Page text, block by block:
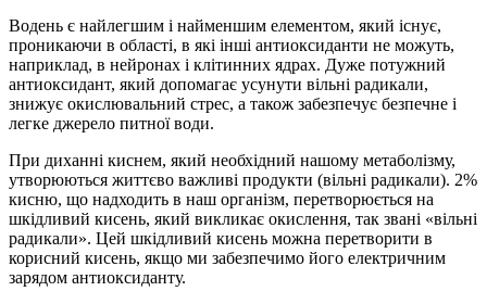
Водень є найлегшим і найменшим елементом, який існує,
проникаючи в області, в які інші антиоксиданти не можуть,
наприклад, в нейронах і клітинних ядрах. Дуже потужний
антиоксидант, який допомагає усунути вільні радикали,
знижує окислювальний стрес, а також забезпечує безпечне і
легке джерело питної води.
При диханні киснем, який необхідний нашому метаболізму,
утворюються життєво важливі продукти (вільні радикали). 2%
кисню, що надходить в наш організм, перетворюється на
шкідливий кисень, який викликає окислення, так звані «вільні
радикали». Цей шкідливий кисень можна перетворити в
корисний кисень, якщо ми забезпечимо його електричним
зарядом антиоксиданту.